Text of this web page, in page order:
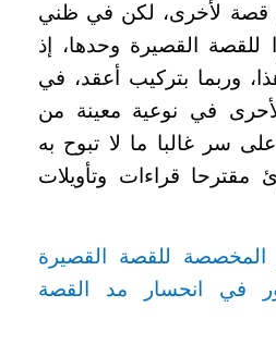
قصة لأخرى، لكن في ظني
للقصة القصيرة وحدها، إذ
وربما بتركيب أعقد، في
في نوعية معينة من
سر غالبا ما لا تبوح به
مقترحا قراءات وتأويلات
المخصصة للقصة القصيرة
دور في انحسار مد القصة